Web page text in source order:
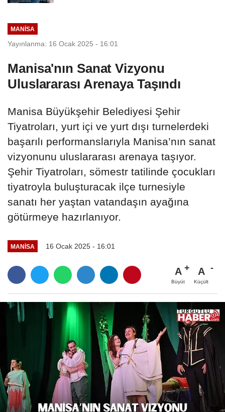
MANİSA
Yayınlanma: 16 Ocak 2025 - 16:01
Manisa'nın Sanat Vizyonu
Uluslararası Arenaya Taşındı
Manisa Büyükşehir Belediyesi Şehir
Tiyatroları, yurt içi ve yurt dışı turnelerdeki
başarılı performanslarıyla Manisa’nın sanat
vizyonunu uluslararası arenaya taşıyor.
Şehir Tiyatroları, sömestr tatilinde çocukları
tiyatroyla buluşturacak ilçe turnesiyle
sanatı her yaştan vatandaşın ayağına
götürmeye hazırlanıyor.
MANİSA 16 Ocak 2025 - 16:01
A
Büyüt
A
Küçült